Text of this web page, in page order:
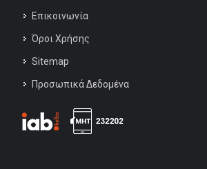
Επικοινωνία
Όροι Χρήσης
Sitemap
Προσωπικά Δεδομένα